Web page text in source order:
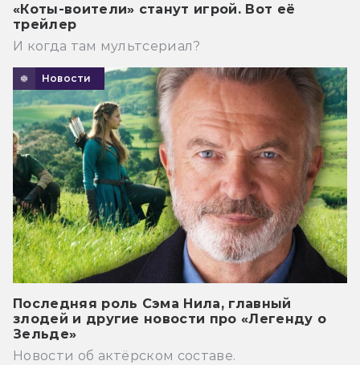
«Коты-воители» станут игрой. Вот её
трейлер
И когда там мультсериал?
Новости
Последняя роль Сэма Нила, главный
злодей и другие новости про «Легенду о
Зельде»
Новости об актёрском составе.